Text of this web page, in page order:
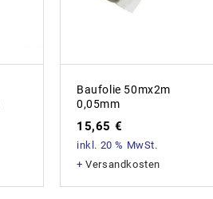
Baufolie 50mx2m
0,05mm
15,65 €
inkl. 20 % MwSt.
+Versandkosten